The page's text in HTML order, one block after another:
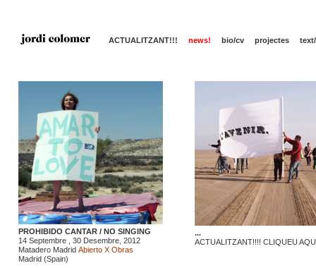
ACTUALITZANT!!! news! bio/cv projectes
PROHIBIDO CANTAR / NO SINGING
14 Septembre , 30 Desembre, 2012
Matadero Madrid Abierto X Obras
Madrid (Spain)
...
ACTUALITZANT!!!! CLIQUEU